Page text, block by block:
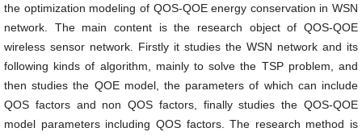
the optimization modeling of QOS-QOE energy conservation in WSN
network. The main content is the research object of QOS-QOE
wireless sensor network. Firstly it studies the WSN network and its
following kinds of algorithm, mainly to solve the TSP problem, and
then studies the QOE model, the parameters of which can include
QOS factors and non QOS factors, finally studies the QOS-QOE
model parameters including QOS factors. The research method is